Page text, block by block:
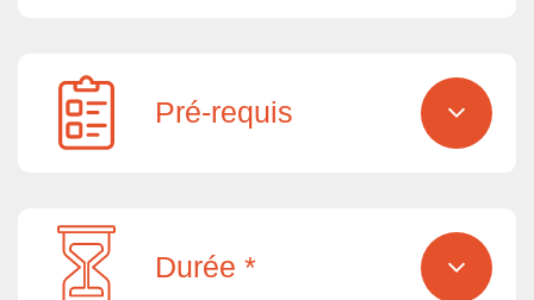
Pré-requis
Durée *